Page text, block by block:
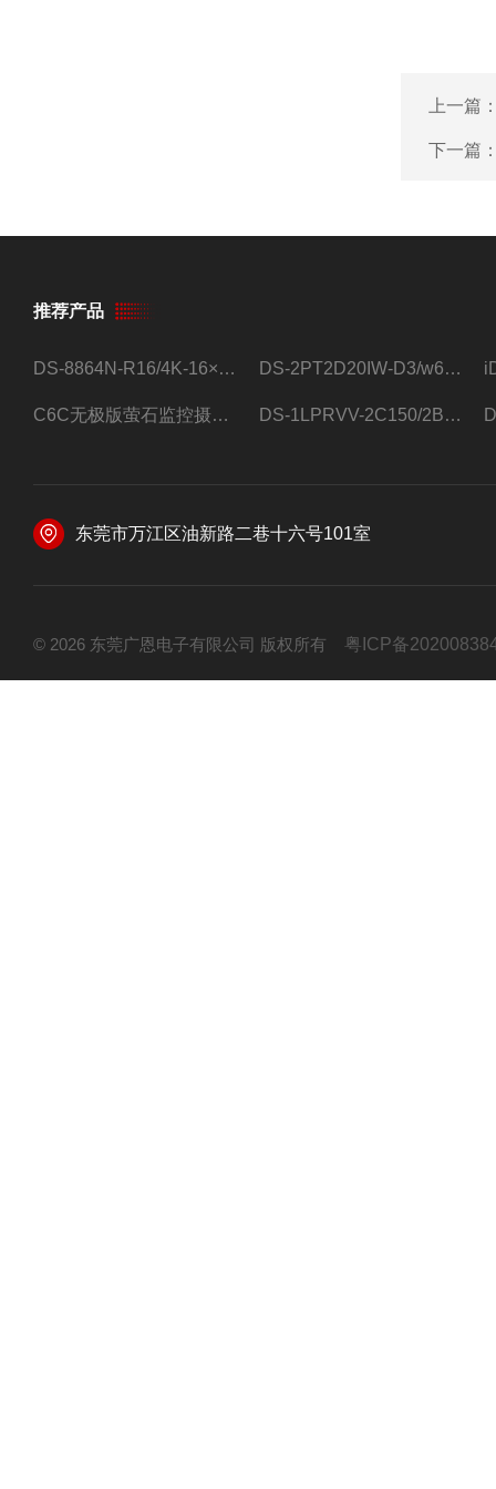
上一篇
下一篇
推荐产品
DS-8864N-R16/4K-16×4T/希捷16盘位录像机 DS-2PT2D20IW-D3/w64路高清硬盘录像机
C6C无极版萤石监控摄像头 DS-1LPRVV-2C150/2B监控室外夜视高清电源线护套线200米/卷
东莞市万江区油新路二巷十六号101室
© 2026 东莞广恩电子有限公司 版权所有 粤ICP备